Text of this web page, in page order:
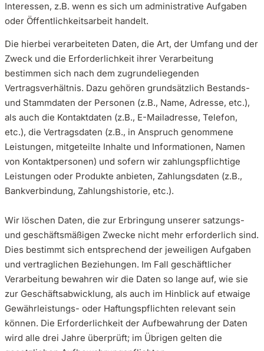
Interessen, z.B. wenn es sich um administrative Aufgaben
oder Öffentlichkeitsarbeit handelt.
Die hierbei verarbeiteten Daten, die Art, der Umfang und der
Zweck und die Erforderlichkeit ihrer Verarbeitung
bestimmen sich nach dem zugrundeliegenden
Vertragsverhältnis. Dazu gehören grundsätzlich Bestands-
und Stammdaten der Personen (z.B., Name, Adresse, etc.),
als auch die Kontaktdaten (z.B., E-Mailadresse, Telefon,
etc.), die Vertragsdaten (z.B., in Anspruch genommene
Leistungen, mitgeteilte Inhalte und Informationen, Namen
von Kontaktpersonen) und sofern wir zahlungspflichtige
Leistungen oder Produkte anbieten, Zahlungsdaten (z.B.,
Bankverbindung, Zahlungshistorie, etc.).
Wir löschen Daten, die zur Erbringung unserer satzungs-
und geschäftsmäßigen Zwecke nicht mehr erforderlich sind.
Dies bestimmt sich entsprechend der jeweiligen Aufgaben
und vertraglichen Beziehungen. Im Fall geschäftlicher
Verarbeitung bewahren wir die Daten so lange auf, wie sie
zur Geschäftsabwicklung, als auch im Hinblick auf etwaige
Gewährleistungs- oder Haftungspflichten relevant sein
können. Die Erforderlichkeit der Aufbewahrung der Daten
wird alle drei Jahre überprüft; im Übrigen gelten die